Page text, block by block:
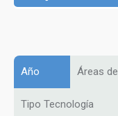
Año Áreas
Tipo Tecnología